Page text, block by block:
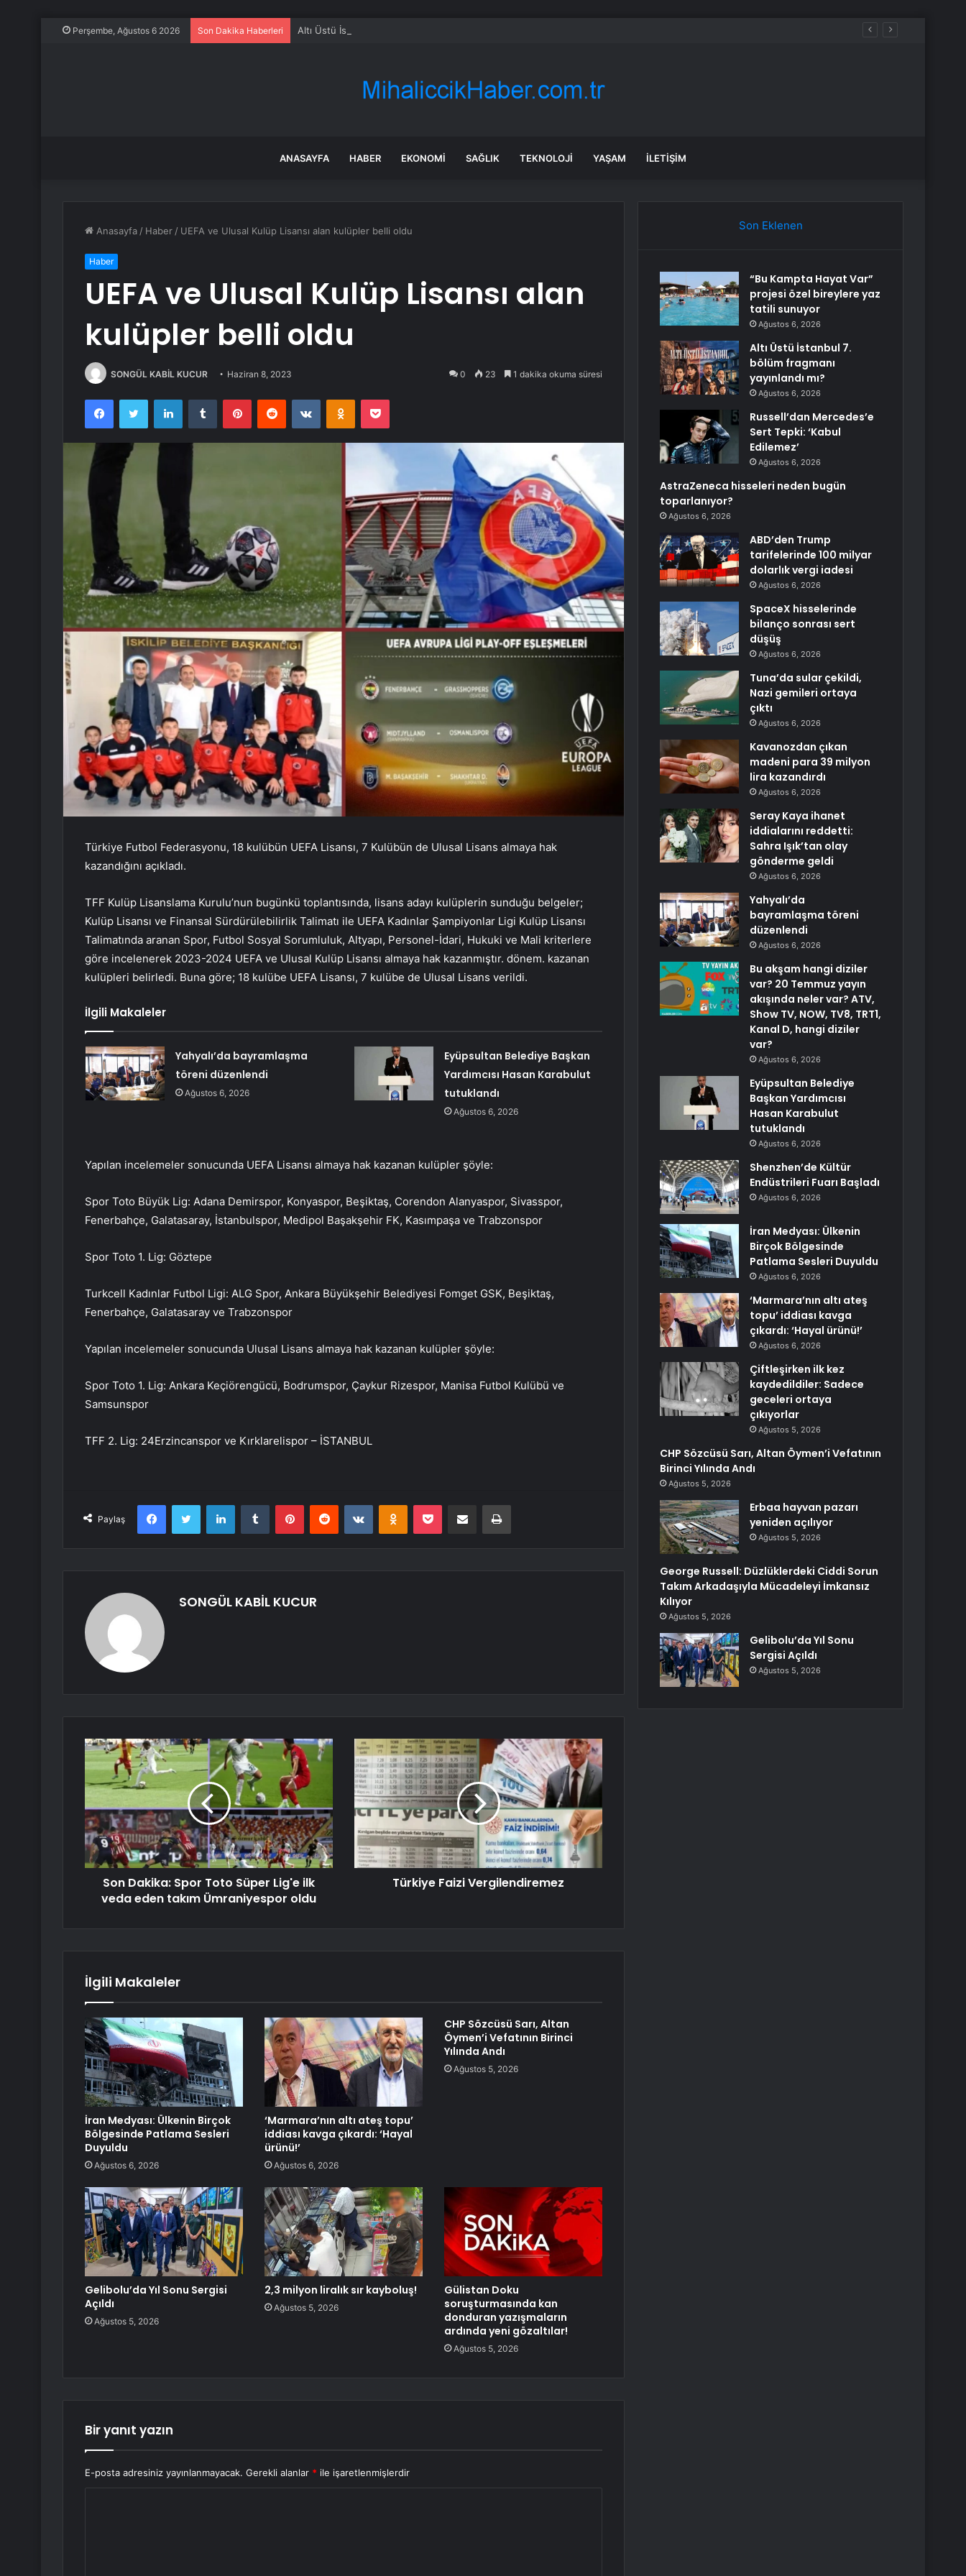
Perşembe, Ağustos 6 2026 Son Dakika Haberleri Altı Üstü İstanbul 7. bölüm fragmanı yayınlandı mı?
ANASAYFA HABER EKONOMI SAĞLIK TEKNOLOJI YAŞAM İLETIŞIM
Anasayfa / Haber / UEFA ve Ulusal Kulüp Lisansı alan kulüpler belli oldu
Haber
UEFA ve Ulusal Kulüp Lisansı alan
kulüpler belli oldu
SONGÜL KABİL KUCUR Haziran 8, 2023 0 23 1 dakika okuma süresi
FacebookTwitter LinkedInTumblr PinterestReddit VKontakteOdnoklassniki
Pocket
Türkiye Futbol Federasyonu, 18 kulübün UEFA Lisansı, 7 Kulübün de Ulusal Lisans almaya hak
kazandığını açıkladı.
TFF Kulüp Lisanslama Kurulu’nun bugünkü toplantısında, lisans adayı kulüplerin sunduğu belgeler;
Kulüp Lisansı ve Finansal Sürdürülebilirlik Talimatı ile UEFA Kadınlar Şampiyonlar Ligi Kulüp Lisansı
Talimatında aranan Spor, Futbol Sosyal Sorumluluk, Altyapı, Personel-İdari, Hukuki ve Mali kriterlere
göre incelenerek 2023-2024 UEFA ve Ulusal Kulüp Lisansı almaya hak kazanmıştır. dönem. kazanan
kulüpleri belirledi. Buna göre; 18 kulübe UEFA Lisansı, 7 kulübe de Ulusal Lisans verildi.
İlgili Makaleler
Yahyalı’da bayramlaşma
töreni düzenlendi
Ağustos 6, 2026
Eyüpsultan Belediye Başkan
Yardımcısı Hasan Karabulut
tutuklandı
Ağustos 6, 2026
Yapılan incelemeler sonucunda UEFA Lisansı almaya hak kazanan kulüpler şöyle:
Spor Toto Büyük Lig: Adana Demirspor, Konyaspor, Beşiktaş, Corendon Alanyaspor, Sivasspor,
Fenerbahçe, Galatasaray, İstanbulspor, Medipol Başakşehir FK, Kasımpaşa ve Trabzonspor
Spor Toto 1. Lig: Göztepe
Turkcell Kadınlar Futbol Ligi: ALG Spor, Ankara Büyükşehir Belediyesi Fomget GSK, Beşiktaş,
Fenerbahçe, Galatasaray ve Trabzonspor
Yapılan incelemeler sonucunda Ulusal Lisans almaya hak kazanan kulüpler şöyle:
Spor Toto 1. Lig: Ankara Keçiörengücü, Bodrumspor, Çaykur Rizespor, Manisa Futbol Kulübü ve
Samsunspor
TFF 2. Lig: 24Erzincanspor ve Kırklarelispor – İSTANBUL
Paylaş
FacebookTwitter LinkedInTumblr PinterestReddit VKontakteOdnoklassniki
Pocket E-Posta ile paylaş Yazdır
SONGÜL KABİL KUCUR
Son Dakika: Spor Toto Süper Lig'e ilk
veda eden takım Ümraniyespor oldu
Türkiye Faizi Vergilendiremez
İlgili Makaleler
İran Medyası: Ülkenin Birçok
Bölgesinde Patlama Sesleri
Duyuldu
Ağustos 6, 2026
‘Marmara’nın altı ateş topu’
iddiası kavga çıkardı: ‘Hayal
ürünü!’
Ağustos 6, 2026
CHP Sözcüsü Sarı, Altan
Öymen’i Vefatının Birinci
Yılında Andı
Ağustos 5, 2026
Gelibolu’da Yıl Sonu Sergisi
Açıldı
Ağustos 5, 2026
2,3 milyon liralık sır kayboluş!
Ağustos 5, 2026
Gülistan Doku
soruşturmasında kan
donduran yazışmaların
ardında yeni gözaltılar!
Ağustos 5, 2026
Bir yanıt yazın
E-posta adresiniz yayınlanmayacak. Gerekli alanlar * ile işaretlenmişlerdir
Son Eklenen
“Bu Kampta Hayat Var”
projesi özel bireylere yaz
tatili sunuyor
Ağustos 6, 2026
Altı Üstü İstanbul 7.
bölüm fragmanı
yayınlandı mı?
Ağustos 6, 2026
Russell’dan Mercedes’e
Sert Tepki: ‘Kabul
Edilemez’
Ağustos 6, 2026
AstraZeneca hisseleri neden bugün
toparlanıyor?
Ağustos 6, 2026
ABD’den Trump
tarifelerinde 100 milyar
dolarlık vergi iadesi
Ağustos 6, 2026
SpaceX hisselerinde
bilanço sonrası sert
düşüş
Ağustos 6, 2026
Tuna’da sular çekildi,
Nazi gemileri ortaya
çıktı
Ağustos 6, 2026
Kavanozdan çıkan
madeni para 39 milyon
lira kazandırdı
Ağustos 6, 2026
Seray Kaya ihanet
iddialarını reddetti:
Sahra Işık’tan olay
gönderme geldi
Ağustos 6, 2026
Yahyalı’da
bayramlaşma töreni
düzenlendi
Ağustos 6, 2026
Bu akşam hangi diziler
var? 20 Temmuz yayın
akışında neler var? ATV,
Show TV, NOW, TV8, TRT1,
Kanal D, hangi diziler
var?
Ağustos 6, 2026
Eyüpsultan Belediye
Başkan Yardımcısı
Hasan Karabulut
tutuklandı
Ağustos 6, 2026
Shenzhen’de Kültür
Endüstrileri Fuarı Başladı
Ağustos 6, 2026
İran Medyası: Ülkenin
Birçok Bölgesinde
Patlama Sesleri Duyuldu
Ağustos 6, 2026
‘Marmara’nın altı ateş
topu’ iddiası kavga
çıkardı: ‘Hayal ürünü!’
Ağustos 6, 2026
Çiftleşirken ilk kez
kaydedildiler: Sadece
geceleri ortaya
çıkıyorlar
Ağustos 5, 2026
CHP Sözcüsü Sarı, Altan Öymen’i Vefatının
Birinci Yılında Andı
Ağustos 5, 2026
Erbaa hayvan pazarı
yeniden açılıyor
Ağustos 5, 2026
George Russell: Düzlüklerdeki Ciddi Sorun
Takım Arkadaşıyla Mücadeleyi İmkansız
Kılıyor
Ağustos 5, 2026
Gelibolu’da Yıl Sonu
Sergisi Açıldı
Ağustos 5, 2026